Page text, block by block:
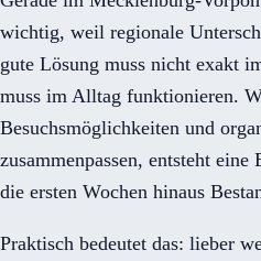
wichtig, weil regionale
gute Lösung muss nicht exakt
muss im Alltag funktionieren.
Besuchsmöglichkeiten und
zusammenpassen, entsteht
die ersten Wochen hinaus
Praktisch bedeutet das: lieber